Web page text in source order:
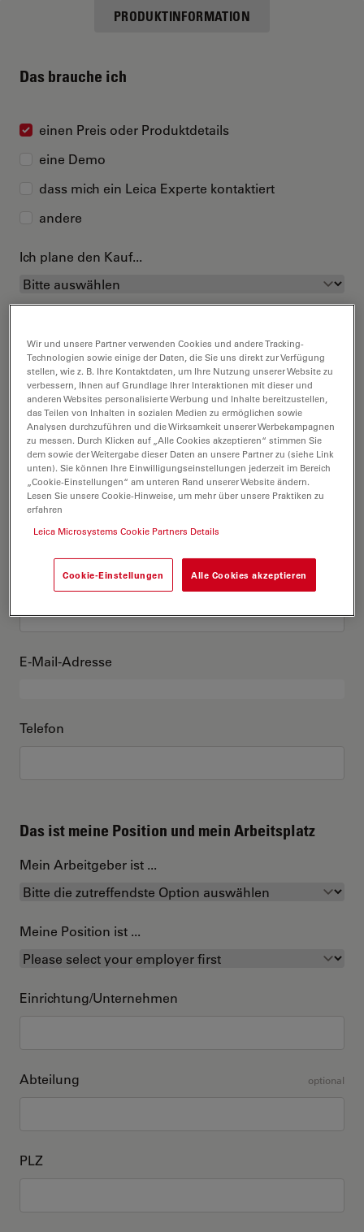
PRODUKTINFORMATION
Das brauche ich
einen Preis oder Produktdetails
eine Demo
dass mich ein Leica Experte kontaktiert
andere
Ich plane den Kauf...
Das bin ich
Akademischer Grad
Vorname
Nachname
E-Mail-Adresse
Telefon
Das ist meine Position und mein Arbeitsplatz
Mein Arbeitgeber ist ...
Meine Position ist ...
Einrichtung/Unternehmen
Abteilung optional
PLZ
Wir und unsere Partner verwenden Cookies und andere Tracking-
Technologien sowie einige der Daten, die Sie uns direkt zur Verfügung
stellen, wie z. B. Ihre Kontaktdaten, um Ihre Nutzung unserer Website zu
verbessern, Ihnen auf Grundlage Ihrer Interaktionen mit dieser und
anderen Websites personalisierte Werbung und Inhalte bereitzustellen,
das Teilen von Inhalten in sozialen Medien zu ermöglichen sowie
Analysen durchzuführen und die Wirksamkeit unserer Werbekampagnen
zu messen. Durch Klicken auf „Alle Cookies akzeptieren“ stimmen Sie
dem sowie der Weitergabe dieser Daten an unsere Partner zu (siehe Link
unten). Sie können Ihre Einwilligungseinstellungen jederzeit im Bereich
„Cookie-Einstellungen“ am unteren Rand unserer Website ändern.
Lesen Sie unsere Cookie-Hinweise, um mehr über unsere Praktiken zu
erfahren
Leica Microsystems Cookie Partners Details
Cookie-Einstellungen Alle Cookies akzeptieren